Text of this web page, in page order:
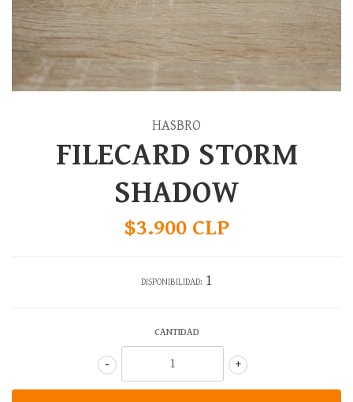
HASBRO
FILECARD STORM
SHADOW
$3.900 CLP
DISPONIBILIDAD: 1
CANTIDAD
+
-